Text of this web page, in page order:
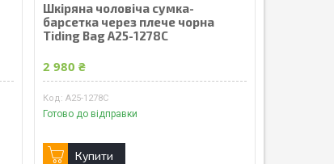
Шкіряна чоловіча сумка-
барсетка через плече чорна
Tiding Bag A25-1278C
2 980 ₴
A25-1278C
Готово до відправки
Купити